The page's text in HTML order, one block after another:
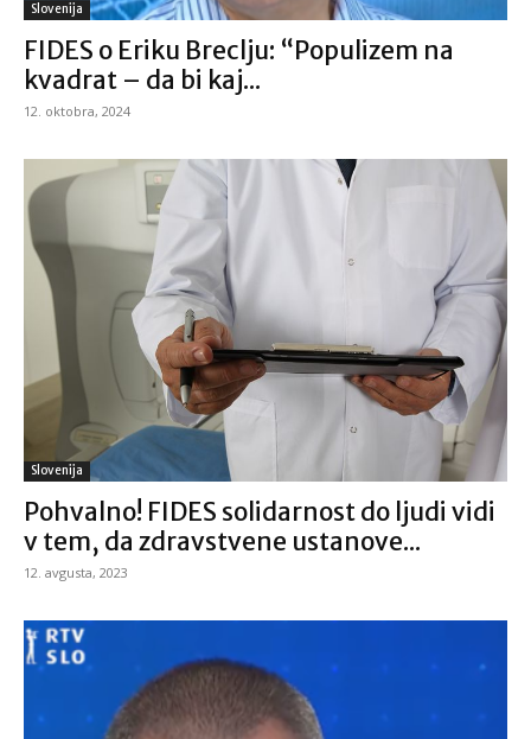
Slovenija
FIDES o Eriku Breclju: “Populizem na
kvadrat – da bi kaj...
12. oktobra, 2024
Slovenija
Pohvalno! FIDES solidarnost do ljudi vidi
v tem, da zdravstvene ustanove...
12. avgusta, 2023